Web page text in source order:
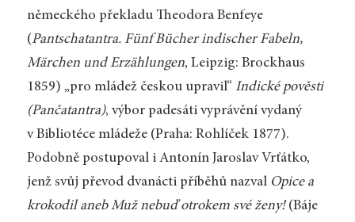
německého překladu Theodora Benfeye
(Pantschatantra. Fünf Bücher indischer Fabeln,
Märchen und Erzählungen, Leipzig: Brockhaus
1859) „pro mládež českou upravil“ Indické pověsti
(Pančatantra), výbor padesáti vyprávění vydaný
v Bibliotéce mládeže (Praha: Rohlíček 1877).
Podobně postupoval i Antonín Jaroslav Vrťátko,
jenž svůj převod dvanácti příběhů nazval Opice a
krokodil aneb Muž nebuď otrokem své ženy! (Báje